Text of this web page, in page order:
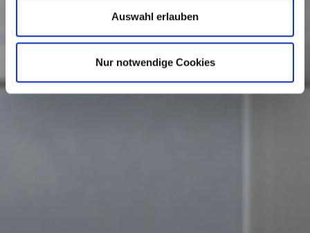
Auswahl erlauben
Nur notwendige Cookies